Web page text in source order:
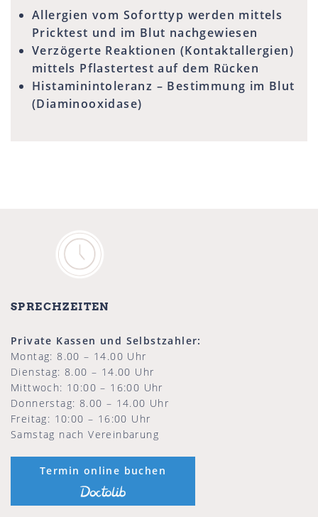
Allergien vom Soforttyp werden mittels
Pricktest und im Blut nachgewiesen
Verzögerte Reaktionen (Kontaktallergien)
mittels Pflastertest auf dem Rücken
Histaminintoleranz – Bestimmung im Blut
(Diaminooxidase)
SPRECHZEITEN
Private Kassen und Selbstzahler:
Montag: 8.00 – 14.00 Uhr
Dienstag: 8.00 – 14.00 Uhr
Mittwoch: 10:00 – 16:00 Uhr
Donnerstag: 8.00 – 14.00 Uhr
Freitag: 10:00 – 16:00 Uhr
Samstag nach Vereinbarung
Termin online buchen